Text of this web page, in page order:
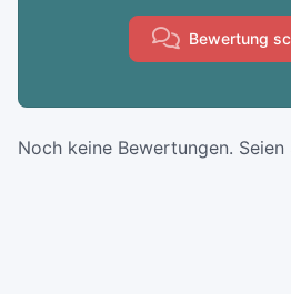
Bewertung
Noch keine Bewertungen. Seien